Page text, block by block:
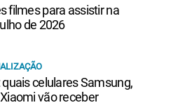
filmes para assistir na
de 2026
celulares Samsung,
vão receber